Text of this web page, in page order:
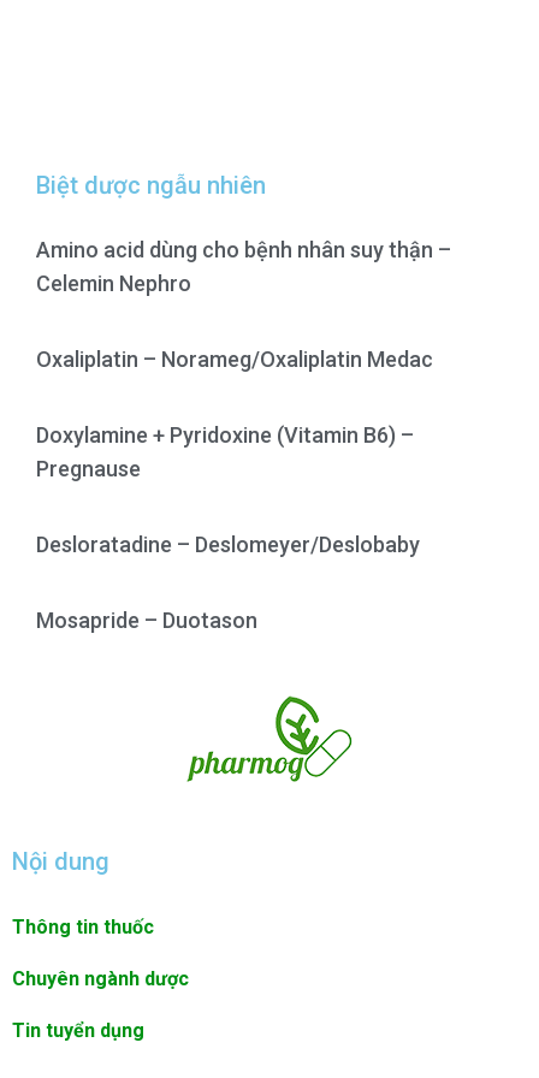
Biệt dược ngẫu nhiên
Amino acid dùng cho bệnh nhân suy thận –
Celemin Nephro
Oxaliplatin – Norameg/Oxaliplatin Medac
Doxylamine + Pyridoxine (Vitamin B6) –
Pregnause
Desloratadine – Deslomeyer/Deslobaby
Mosapride – Duotason
Nội dung
Thông tin thuốc
Chuyên ngành dược
Tin tuyển dụng